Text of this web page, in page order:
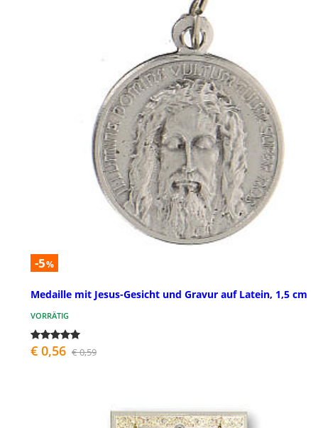
-5%
Medaille mit Jesus-Gesicht und Gravur auf Latein, 1,5 cm
VORRÄTIG
€ 0,56 € 0,59